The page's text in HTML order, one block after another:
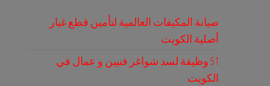
صيانة المكيفات العالمية لتأمين قطع غيار
أصلية الكويت
51 وظيفة لسد شواغر فنيين و عمال في
الكويت